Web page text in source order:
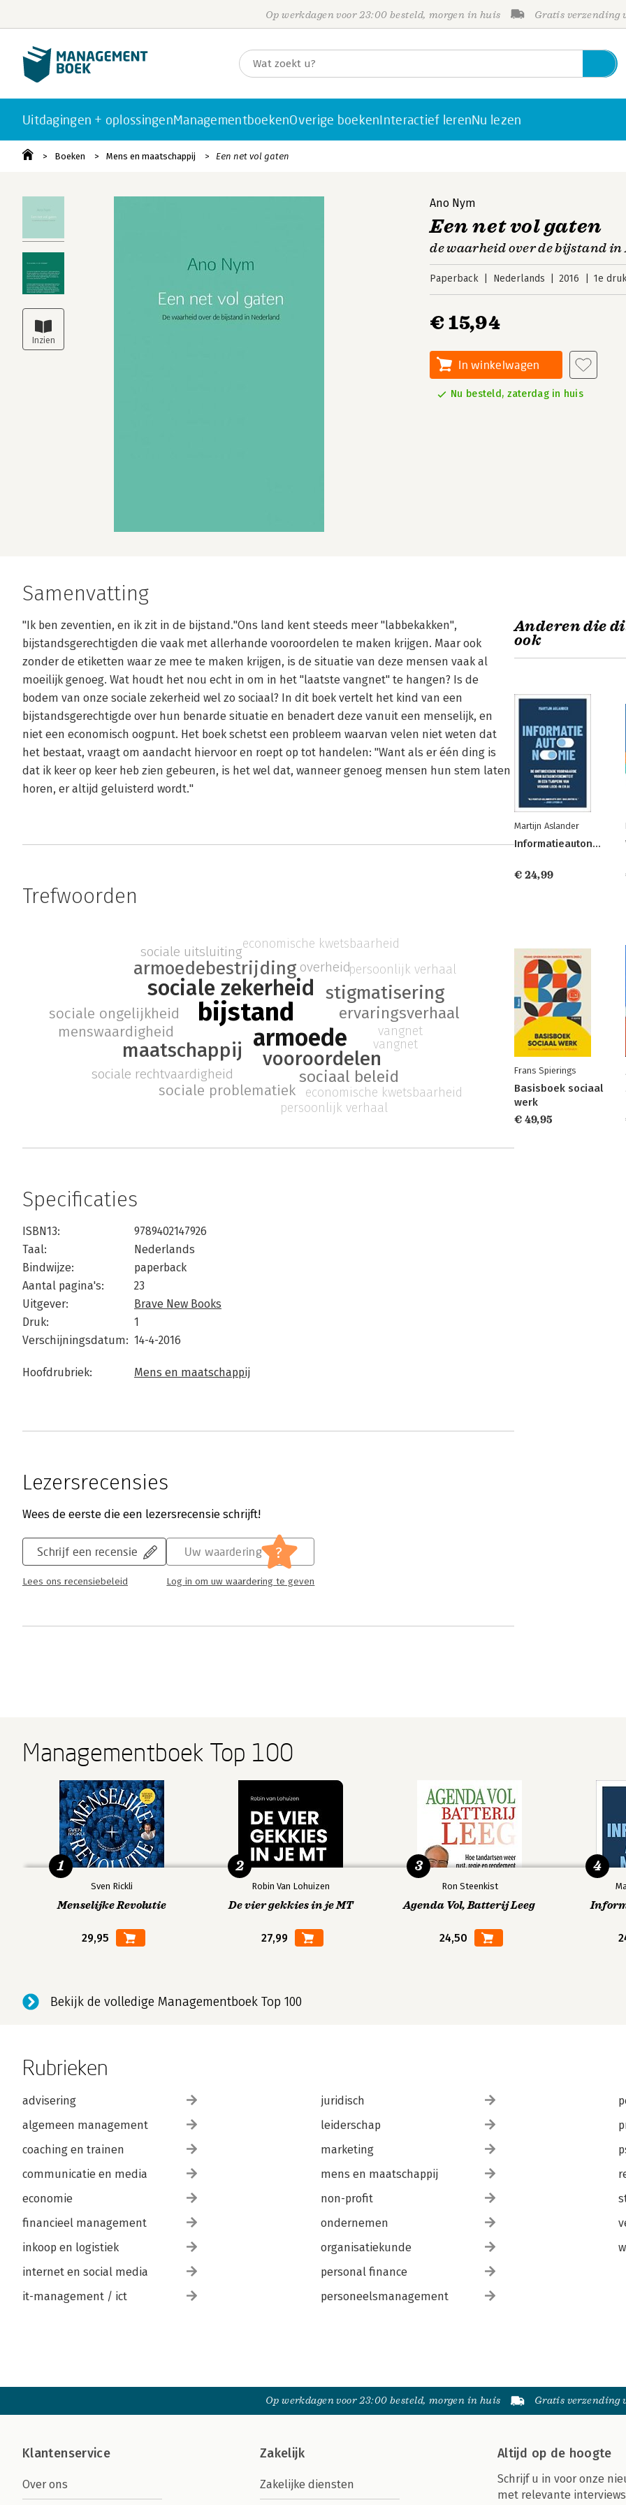
Op werkdagen voor 23:00 besteld, morgen in huis Gratis verzending
Uitdagingen + oplossingenManagementboekenOverige boekenInteractief lerenNu lezen
Boeken Mens en maatschappij Een net vol gaten
Ano Nym
Een net vol gaten
de waarheid over de bijstand
Paperback Nederlands 2016 1e
€ 15,94
In winkelwagen
Nu besteld, zaterdag in huis
Samenvatting
"Ik ben zeventien, en ik zit in de bijstand."Ons land kent steeds meer "labbekakken",
bijstandsgerechtigden die vaak met allerhande vooroordelen te maken krijgen. Maar ook
zonder de etiketten waar ze mee te maken krijgen, is de situatie van deze mensen vaak al
moeilijk genoeg. Wat houdt het nou echt in om in het "laatste vangnet" te hangen? Is de
bodem van onze sociale zekerheid wel zo sociaal? In dit boek vertelt het kind van een
bijstandsgerechtigde over hun benarde situatie en benadert deze vanuit een menselijk, en
niet een economisch oogpunt. Het boek schetst een probleem waarvan velen niet weten dat
het bestaat, vraagt om aandacht hiervoor en roept op tot handelen: "Want als er één ding is
dat ik keer op keer heb zien gebeuren, is het wel dat, wanneer genoeg mensen hun stem laten
horen, er altijd geluisterd wordt."
Trefwoorden
bijstand
armoede
sociale zekerheid
vooroordelen
maatschappij
armoedebestrijding
stigmatisering
ervaringsverhaal
sociaal beleid
sociale problematiek
menswaardigheid
sociale ongelijkheid
sociale rechtvaardigheid
overheid
sociale uitsluitingeconomische kwetsbaarheid
vangnet
persoonlijk verhaal
economische kwetsbaarheid
vangnet
persoonlijk verhaal
Specificaties
ISBN13:
9789402147926
Taal:
Nederlands
Bindwijze:
paperback
Aantal pagina's:
23
Uitgever:
Brave New Books
Druk:
1
Verschijningsdatum: 14-4-2016
Hoofdrubriek: Mens en maatschappij
Lezersrecensies
Wees de eerste die een lezersrecensie schrijft!
Schrijf een recensie
Lees ons recensiebeleid
Uw waardering ?
Log in om uw waardering te geven
Anderen die
ook
Martijn Aslander
Informatieautonomie
€ 24,99
Frans Spierings
Basisboek sociaal
werk
€ 49,95
Managementboek Top 100
Sven Rickli
Menselijke Revolutie
29,95
1
Robin Van Lohuizen
De vier gekkies in je MT
27,99
2
Ron Steenkist
Agenda Vol, Batterij Leeg
24,50
3 4
Bekijk de volledige Managementboek Top 100
Rubrieken
advisering
algemeen management
coaching en trainen
communicatie en media
economie
financieel management
inkoop en logistiek
internet en social media
it-management / ict
juridisch
leiderschap
marketing
mens en maatschappij
non-profit
ondernemen
organisatiekunde
personal finance
personeelsmanagement
Op werkdagen voor 23:00 besteld, morgen in huis Gratis verzending
Klantenservice
Over ons
Zakelijk
Zakelijke diensten
Altijd op de hoogte
Schrijf u in voor onze
met relevante